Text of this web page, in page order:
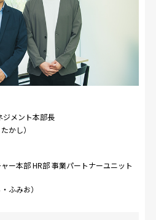
ジメント本部長
かし）
ー本部 HR部 事業パートナーユニット
ふみお）